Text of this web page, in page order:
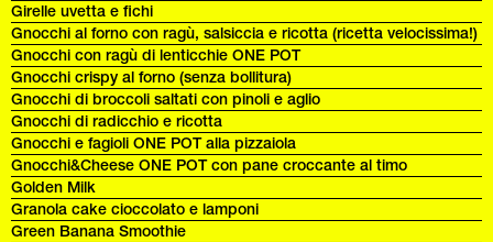
Girelle uvetta e fichi
Gnocchi al forno con ragù, salsiccia e ricotta (ricetta velocissima!)
Gnocchi con ragù di lenticchie ONE POT
Gnocchi crispy al forno (senza bollitura)
Gnocchi di broccoli saltati con pinoli e aglio
Gnocchi di radicchio e ricotta
Gnocchi e fagioli ONE POT alla pizzaiola
Gnocchi&Cheese ONE POT con pane croccante al timo
Golden Milk
Granola cake cioccolato e lamponi
Green Banana Smoothie